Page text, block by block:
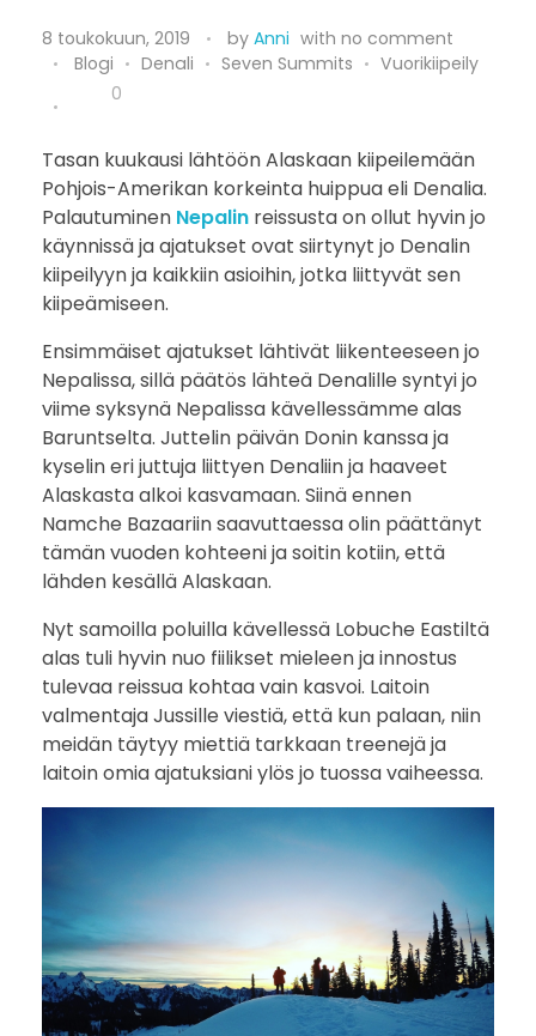
K
u
u
k
a
u
s
i
D
e
n
a
l
i
l
l
e
h
8 toukokuun, 2019 by Anni with no comment
Blogi
Denali Seven Summits
Vuorikiipeily
0
Tasan kuukausi lähtöön Alaskaan kiipeilemään
Pohjois-Amerikan korkeinta huippua eli Denalia.
Palautuminen Nepalin reissusta on ollut hyvin jo
käynnissä ja ajatukset ovat siirtynyt jo Denalin
kiipeilyyn ja kaikkiin asioihin, jotka liittyvät sen
kiipeämiseen.
Ensimmäiset ajatukset lähtivät liikenteeseen jo
Nepalissa, sillä päätös lähteä Denalille syntyi jo
viime syksynä Nepalissa kävellessämme alas
Baruntselta. Juttelin päivän Donin kanssa ja
kyselin eri juttuja liittyen Denaliin ja haaveet
Alaskasta alkoi kasvamaan. Siinä ennen
Namche Bazaariin saavuttaessa olin päättänyt
tämän vuoden kohteeni ja soitin kotiin, että
lähden kesällä Alaskaan.
Nyt samoilla poluilla kävellessä Lobuche Eastiltä
alas tuli hyvin nuo fiilikset mieleen ja innostus
tulevaa reissua kohtaa vain kasvoi. Laitoin
valmentaja Jussille viestiä, että kun palaan, niin
meidän täytyy miettiä tarkkaan treenejä ja
laitoin omia ajatuksiani ylös jo tuossa vaiheessa.